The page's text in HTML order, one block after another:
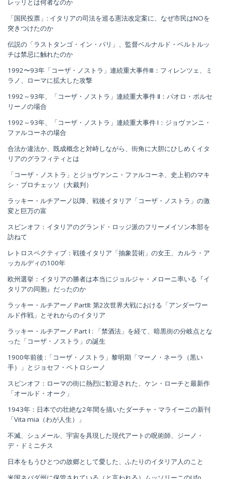
レッリとは何者なのか
「国民投票」: イタリアの司法を巡る憲法改定案に、なぜ市民はNOを
突きつけたのか
伝説の「ラストタンゴ・イン・パリ」、監督ベルナルド・ベルトルッ
チは禁忌に触れたのか
1992〜93年「コーザ・ノストラ」連続重大事件Ⅲ：フィレンツェ、ミ
ラノ、ローマに拡大した攻撃
1992～93年、「コーザ・ノストラ」連続重大事件 Ⅱ：パオロ・ボルセ
リーノの場合
1992～93年、「コーザ・ノストラ」連続重大事件 I：ジョヴァンニ・
ファルコーネの場合
合法か違法か、既成概念と対峙しながら、街角に大胆にひしめくイタ
リアのグラフィティとは
「コーザ・ノストラ」とジョヴァンニ・ファルコーネ、史上初のマキ
シ・プロチェッソ（大裁判）
ラッキー・ルチアーノ以降、戦後イタリア「コーザ・ノストラ」の激
変と巨万の富
スピンオフ：イタリアのグランド・ロッジ派のフリーメイソン本部を
訪ねて
レトロスペクティブ：戦後イタリア「抽象芸術」の女王、カルラ・ア
ッカルディの100年
欧州選挙：イタリアの勝者は本当にジョルジャ・メローニ率いる『イ
タリアの同胞』だったのか
ラッキー・ルチアーノ PartⅡ: 第2次世界大戦における「アンダーワー
ルド作戦」とそれからのイタリア
ラッキー・ルチアーノ Part Ⅰ : 「禁酒法」を経て、暗黒街の分岐点とな
った「コーザ・ノストラ」の誕生
1900年前後 :「コーザ・ノストラ」黎明期「マーノ・ネーラ（黒い
手）」とジョセフ・ペトロシーノ
スピンオフ：ローマの街に熱烈に歓迎された、ケン・ローチと最新作
「オールド・オーク」
1943年：日本での壮絶な2年間を描いたダーチャ・マライーニの新刊
「Vita mia（わが人生）」
不滅、シュメール、宇宙を具現した現代アートの呪術師、ジーノ・
デ・ドミニチス
日本をもうひとつの故郷として愛した、ふたりのイタリア人のこと